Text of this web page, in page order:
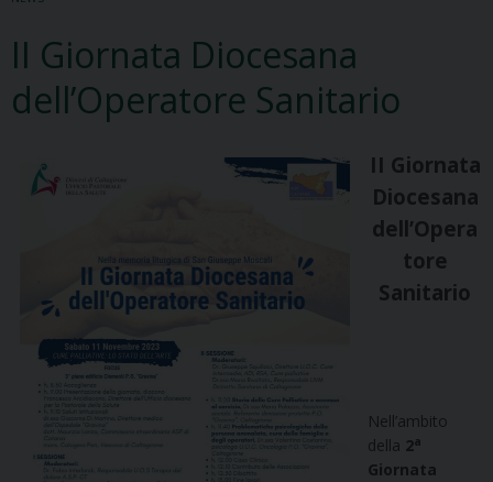
II Giornata Diocesana
dell’Operatore Sanitario
II Giornata
Diocesana
dell’Opera
tore
Sanitario
Nell’ambito
della 2a
Giornata